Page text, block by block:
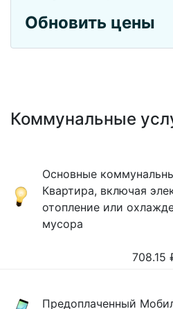
Обновить цены
Коммунальные
Основные
Квартира, включая
отопление или
мусора
708.15
Предоплаченный